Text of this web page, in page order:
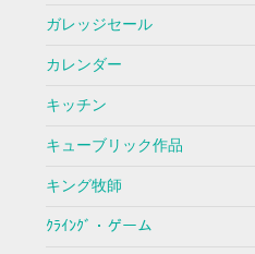
ガレッジセール
カレンダー
キッチン
キューブリック作品
キング牧師
ｸﾗｲﾝｸﾞ・ゲーム